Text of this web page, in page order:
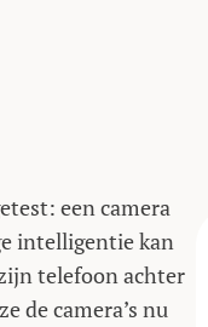
een camera
intelligentie kan
telefoon achter
de camera’s nu